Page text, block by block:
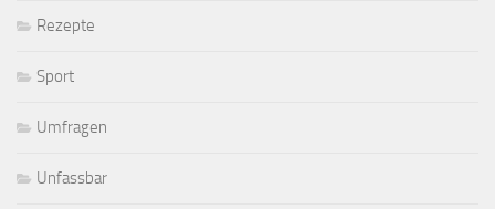
Rezepte
Sport
Umfragen
Unfassbar